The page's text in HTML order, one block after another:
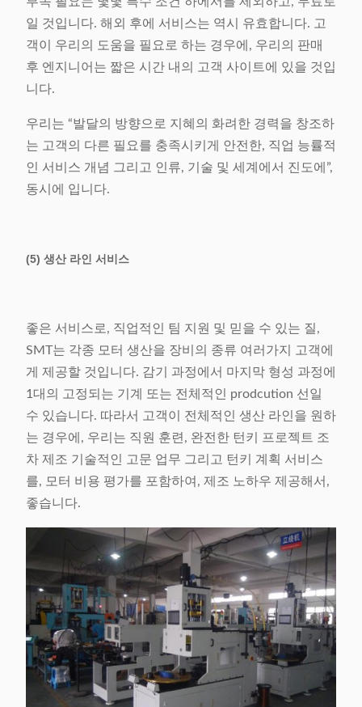
일 것입니다. 해외 후에 서비스는 역시 유효합니다. 고
객이 우리의 도움을 필요로 하는 경우에, 우리의 판매
후 엔지니어는 짧은 시간 내의 고객 사이트에 있을 것입
니다.
우리는 “발달의 방향으로 지혜의 화려한 경력을 창조하
는 고객의 다른 필요를 충족시키게 안전한, 직업 능률적
인 서비스 개념 그리고 인류, 기술 및 세계에서 진도에”,
동시에 입니다.
(5) 생산 라인 서비스
좋은 서비스로, 직업적인 팀 지원 및 믿을 수 있는 질,
SMT는 각종 모터 생산을 장비의 종류 여러가지 고객에
게 제공할 것입니다. 감기 과정에서 마지막 형성 과정에
1대의 고정되는 기계 또는 전체적인 prodcution 선일
수 있습니다. 따라서 고객이 전체적인 생산 라인을 원하
는 경우에, 우리는 직원 훈련, 완전한 턴키 프로젝트 조
차 제조 기술적인 고문 업무 그리고 턴키 계획 서비스
를, 모터 비용 평가를 포함하여, 제조 노하우 제공해서,
좋습니다.